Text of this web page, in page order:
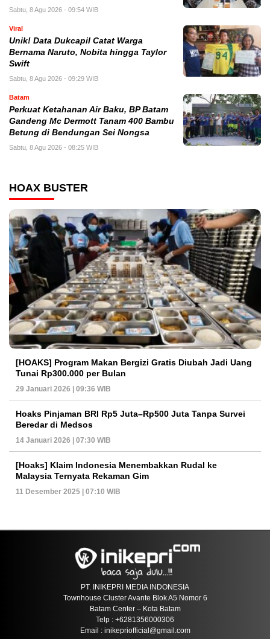
Sabtu, 8 Agu 2026 - 09:54 WIB
Viral
Unik! Data Dukcapil Catat Warga
Bernama Naruto, Nobita hingga Taylor
Swift
Sabtu, 8 Agu 2026 - 09:29 WIB
Batam
Perkuat Ketahanan Air Baku, BP Batam
Gandeng Mc Dermott Tanam 400 Bambu
Betung di Bendungan Sei Nongsa
Sabtu, 8 Agu 2026 - 08:25 WIB
HOAX BUSTER
[HOAKS] Program Makan Bergizi Gratis Diubah Jadi Uang
Tunai Rp300.000 per Bulan
29 Januari 2026 | 09:36 WIB
Hoaks Pinjaman BRI Rp5 Juta–Rp500 Juta Tanpa Survei
Beredar di Medsos
14 Januari 2026 | 07:30 WIB
[Hoaks] Klaim Indonesia Menembakkan Rudal ke
Malaysia Ternyata Rekaman Gim
11 Desember 2025 | 07:10 WIB
PT. INIKEPRI MEDIA INDONESIA
Townhouse Cluster Avante Blok A5 Nomor 6
Batam Center – Kota Batam
Telp : +6281356000306
Email : inikepriofficial@gmail.com